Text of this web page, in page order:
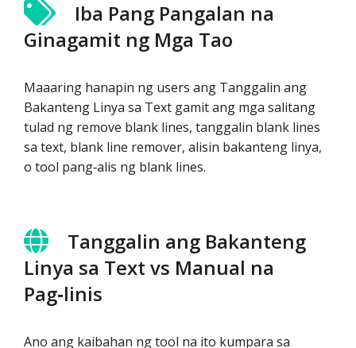
Iba Pang Pangalan na
Ginagamit ng Mga Tao
Maaaring hanapin ng users ang Tanggalin ang
Bakanteng Linya sa Text gamit ang mga salitang
tulad ng remove blank lines, tanggalin blank lines
sa text, blank line remover, alisin bakanteng linya,
o tool pang‑alis ng blank lines.
Tanggalin ang Bakanteng
Linya sa Text vs Manual na
Pag‑linis
Ano ang kaibahan ng tool na ito kumpara sa